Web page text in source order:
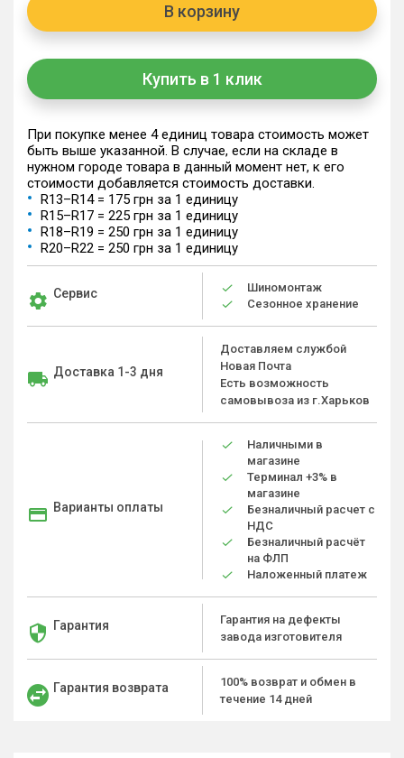
В корзину
Купить в 1 клик
При покупке менее 4 единиц товара стоимость может
быть выше указанной. В случае, если на складе в
нужном городе товара в данный момент нет, к его
стоимости добавляется стоимость доставки.
R13–R14 = 175 грн за 1 единицу
R15–R17 = 225 грн за 1 единицу
R18–R19 = 250 грн за 1 единицу
R20–R22 = 250 грн за 1 единицу
Сервис
Шиномонтаж
Сезонное хранение
Доставка 1-3 дня
Доставляем службой
Новая Почта
Есть возможность
самовывоза из г.Харьков
Варианты оплаты
Наличными в
магазине
Терминал +3% в
магазине
Безналичный расчет с
НДС
Безналичный расчёт
на ФЛП
Наложенный платеж
Гарантия
Гарантия на дефекты
завода изготовителя
Гарантия возврата
100% возврат и обмен в
течение 14 дней